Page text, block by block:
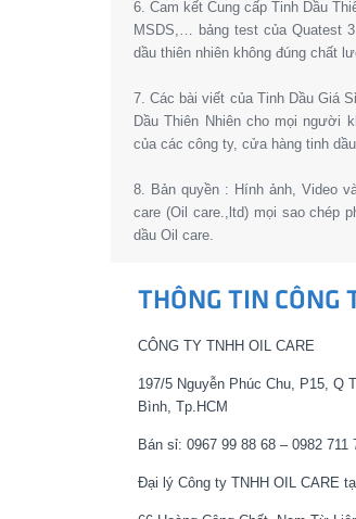
6. Cam kết Cung cấp Tinh Dầu
MSDS,… bảng test của Quatest
dầu thiên nhiên không đúng chất
7. Các bài viết của Tinh Dầu Giá
Dầu Thiên Nhiên cho mọi người
của các công ty, cửa hàng tinh dầu
8. Bản quyền : Hính ảnh, Video
care (Oil care.,ltd) mọi sao chép
dầu Oil care.
THÔNG TIN CÔNG
CÔNG TY TNHH OIL CARE
197/5 Nguyễn Phúc Chu, P15, Q
Bình, Tp.HCM
Bán sỉ: 0967 99 88 68 – 0982 711
Đại lý Công ty TNHH OIL CARE